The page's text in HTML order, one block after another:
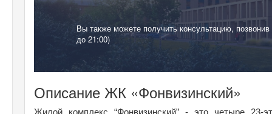
Вы также можете получить консультацию,
до 21:00)
Описание ЖК «Фонвизинский»
Жилой комплекс “Фонвизинский” - это четыре 23-